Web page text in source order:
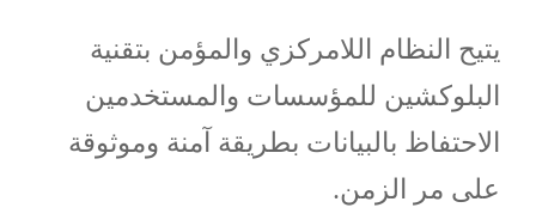
يتيح النظام اللامركزي والمؤمن بتقنية
البلوكشين للمؤسسات والمستخدمين
الاحتفاظ بالبيانات بطريقة آمنة وموثوقة
على مر الزمن.